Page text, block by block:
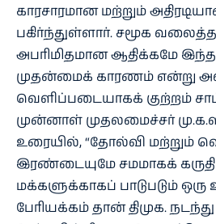
காரசாரமான மற்றும்
பகிர்ந்துள்ளார். சமூக
அபரிமிதமான ஆதிக்கமே இந்த
முதன்மைக் காரணம் என்று
வெளிப்படையாகக் குற்றம்
முன்னாள் முதலமைச்சர்
உரையில், “தோல்வி மற்றும்
இரண்டையுமே சமமாகக்
மக்களுக்காகப் பாடுபடும்
பேரியக்கம் தான் திமுக.